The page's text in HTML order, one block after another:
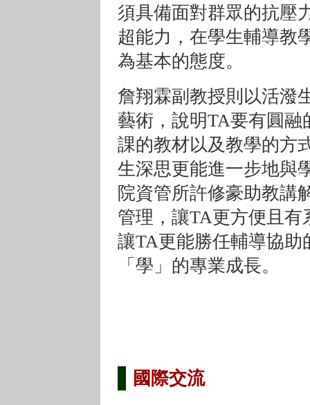
須具備面對群眾的抗壓
超能力，在學生輔導教
為基本的態度。
詹翔霖副教授則以活潑
藝術，說明TA要有圓
課的教材以及教學的方
生深思更能進一步地與
院資管所許修豪助教講
管理，讓TA更方便且
讓TA更能勝任輔導協
「學」的專業成長。
國際交流